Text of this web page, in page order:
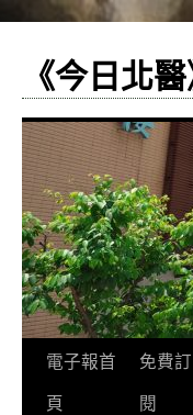
《今日北
跳
至
電子報首
頁
免費訂
閱